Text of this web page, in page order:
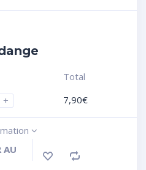
+
Total
7,90€
AU